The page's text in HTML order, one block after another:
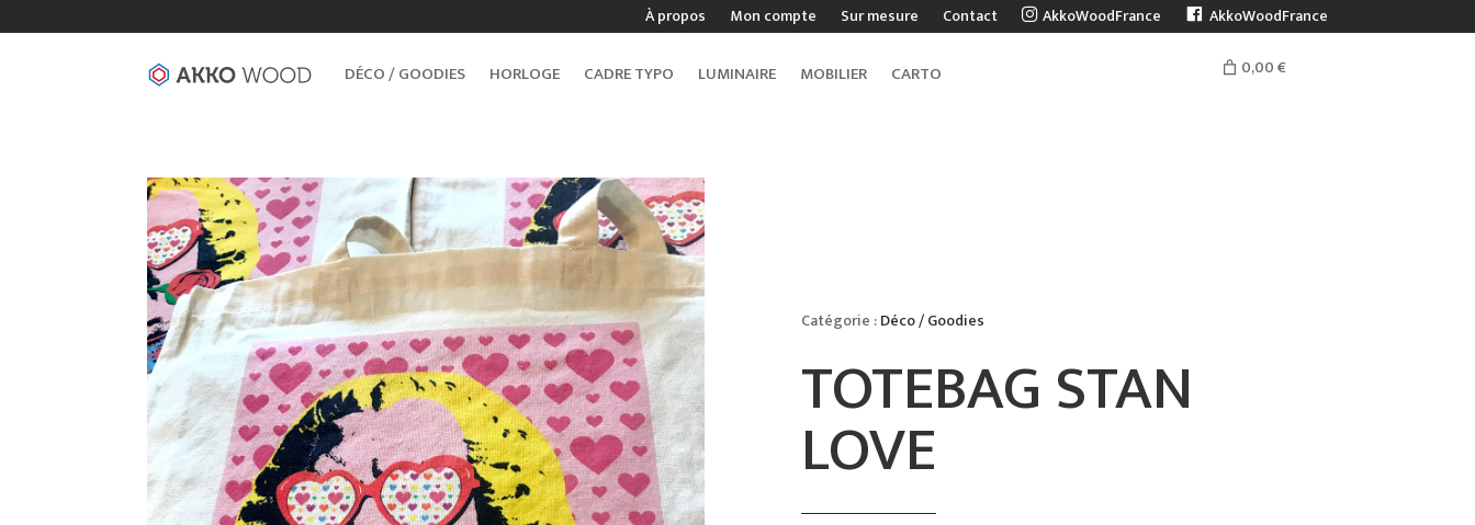
À propos Mon compte Sur mesure Contact AkkoWoodFrance AkkoWoodFrance
DÉCO / GOODIES HORLOGE CADRE TYPO LUMINAIRE MOBILIER CARTO 0,00 €
Catégorie :Déco / Goodies
TOTEBAG STAN
LOVE